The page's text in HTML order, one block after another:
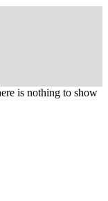
is nothing to show